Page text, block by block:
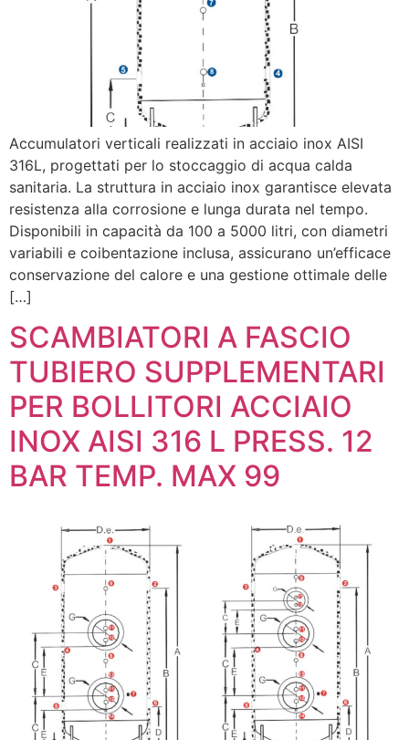
Accumulatori verticali realizzati in acciaio inox AISI
316L, progettati per lo stoccaggio di acqua calda
sanitaria. La struttura in acciaio inox garantisce elevata
resistenza alla corrosione e lunga durata nel tempo.
Disponibili in capacità da 100 a 5000 litri, con diametri
variabili e coibentazione inclusa, assicurano un’efficace
conservazione del calore e una gestione ottimale delle
[…]
SCAMBIATORI A FASCIO
TUBIERO SUPPLEMENTARI
PER BOLLITORI ACCIAIO
INOX AISI 316 L PRESS. 12
BAR TEMP. MAX 99